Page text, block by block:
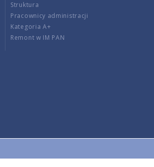
Struktura
Pracownicy administracji
Kategoria A+
Remont w IM PAN